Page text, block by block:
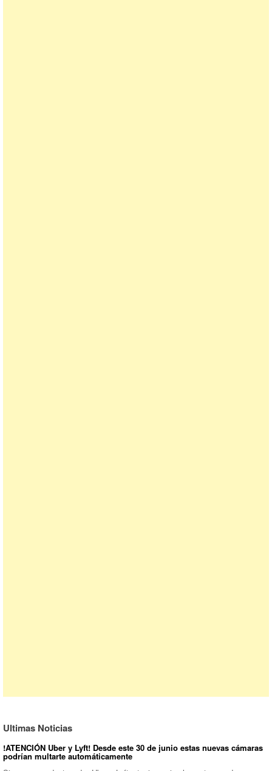
Ultimas Noticias
!ATENCIÓN Uber y Lyft! Desde este 30 de junio estas nuevas cámaras
podrían multarte automáticamente